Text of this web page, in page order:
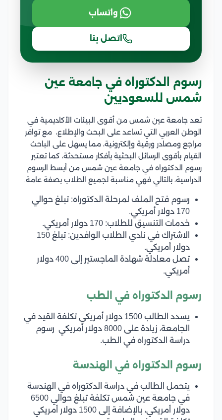
واتساب
اتصل بنا
رسوم الدكتوراه في جامعة عين
شمس للسعوديين
تعد جامعة عين شمس من أقوى البيئات الأكاديمية في
الوطن العربي التي تساعد على البحث والإطلاع، مع توافر
مراجع ومصادر ورقية وإلكترونية، مما يسهل على الباحث
القيام بأقوى الرسائل البحثية بأفكار مستحدثة، كما تعتبر
رسوم الدكتوراه في جامعة عين شمس من أبسط الرسوم
الدراسية، بالتالي فهي مناسبة لجميع الطلاب بصفة عامة.
رسوم فتح الملف لمرحلة الدكتوراه: تبلغ حوالي
170 دولار أمريكي.
خدمات التنسيق للطلاب: 170 دولار أمريكي.
الاشتراك في نادي الطلاب الوافدين: تبلغ 150
دولار أمريكي.
تصل معادلة شهادة الماجستير إلى 400 دولار
أمريكي.
رسوم الدكتوراه في الطب
يسدد الطالب 1500 دولار أمريكي تكلفة القيد في
الجامعة، زيادة على 8000 دولار أمريكي رسوم
دراسة الدكتوراه في الطب.
رسوم الدكتوراه في الهندسة
يتحمل الطالب في دراسة الدكتوراه في الهندسة
في جامعة عين شمس تكلفة تبلغ حوالي 6500
دولار أمريكي، بالإضافة إلى 1500 دولار أمريكي